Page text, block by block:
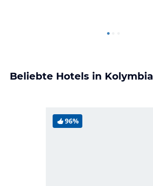
Beliebte Hotels in Kolymbia
96%